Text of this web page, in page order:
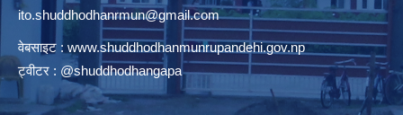
ito.shuddhodhanrmun@gmail.com
वेबसाइट : www.shuddhodhanmunrupandehi.gov.np
ट्वीटर : @shuddhodhangapa